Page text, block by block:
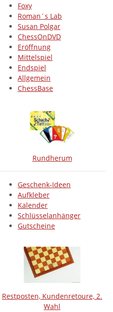
Foxy
Roman´s Lab
Susan Polgar
ChessOnDVD
Eröffnung
Mittelspiel
Endspiel
Allgemein
ChessBase
Rundherum
Geschenk-Ideen
Aufkleber
Kalender
Schlüsselanhänger
Gutscheine
Restposten, Kundenretoure, 2.
Wahl